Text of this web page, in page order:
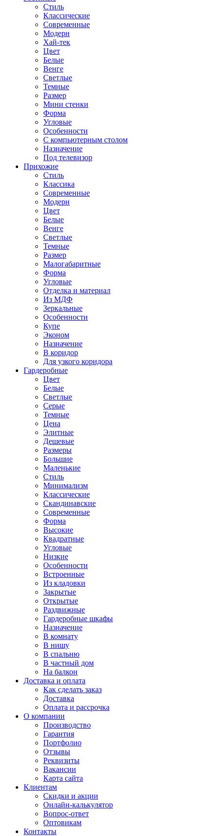
Стиль
Классические
Современные
Модерн
Хай-тек
Цвет
Белые
Венге
Светлые
Темные
Размер
Мини стенки
Форма
Угловые
Особенности
С компьютерным столом
Назначение
Под телевизор
Прихожие
Стиль
Классика
Современные
Модерн
Цвет
Белые
Венге
Светлые
Темные
Размер
Малогабаритные
Форма
Угловые
Отделка и материал
Из МДФ
Зеркальные
Особенности
Купе
Эконом
Назначение
В коридор
Для узкого коридора
Гардеробные
Цвет
Белые
Светлые
Серые
Темные
Цена
Элитные
Дешевые
Размеры
Большие
Маленькие
Стиль
Минимализм
Классические
Скандинавские
Современные
Форма
Высокие
Квадратные
Угловые
Низкие
Особенности
Встроенные
Из кладовки
Закрытые
Открытые
Раздвижные
Гардеробные шкафы
Назначение
В комнату
В нишу
В спальню
В частный дом
На балкон
Доставка и оплата
Как сделать заказ
Доставка
Оплата и рассрочка
О компании
Производство
Гарантия
Портфолио
Отзывы
Реквизиты
Вакансии
Карта сайта
Клиентам
Скидки и акции
Онлайн-калькулятор
Вопрос-ответ
Оптовикам
Контакты